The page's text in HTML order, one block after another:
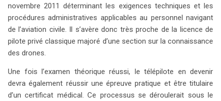
novembre 2011 déterminant les exigences techniques et les
procédures administratives applicables au personnel navigant
de l’aviation civile. Il s’avère donc très proche de la licence de
pilote privé classique majoré d’une section sur la connaissance
des drones.
Une fois l’examen théorique réussi, le télépilote en devenir
devra également réussir une épreuve pratique et être titulaire
d’un certificat médical. Ce processus se déroulerait sous le